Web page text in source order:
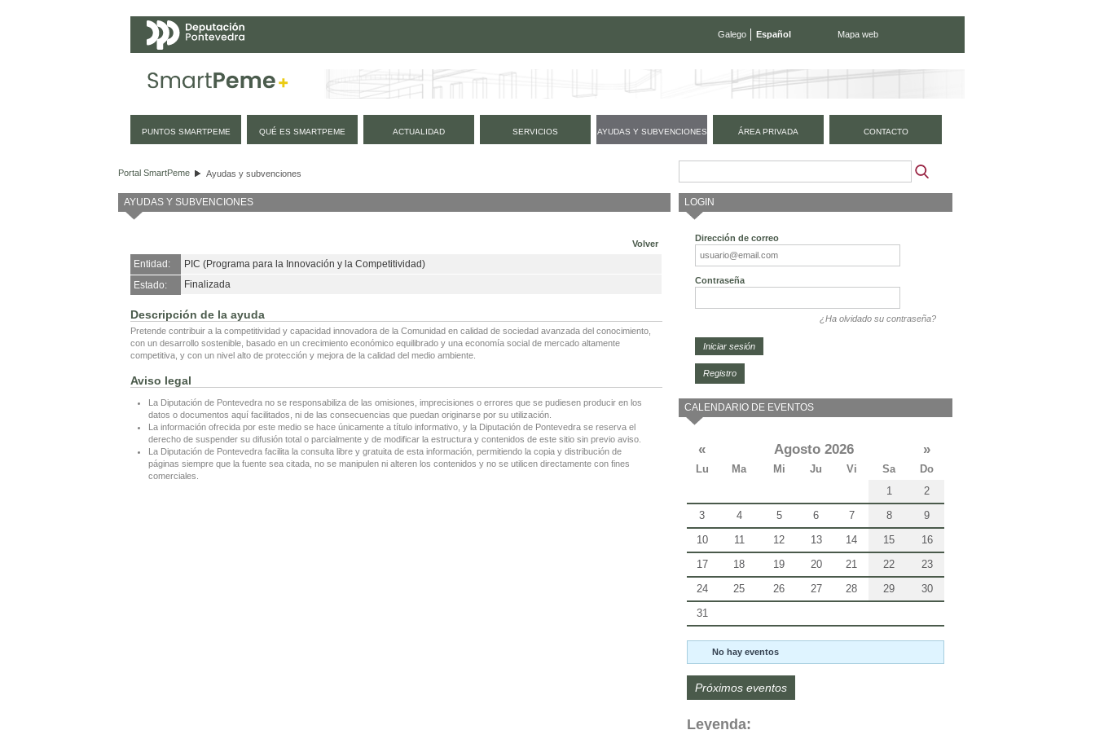
Galego Español Mapa web
PUNTOS SMARTPEME QUÉ ES SMARTPEME ACTUALIDAD SERVICIOS AYUDAS Y SUBVENCIONES ÁREA PRIVADA CONTACTO
Portal SmartPeme Ayudas y subvenciones
AYUDAS Y SUBVENCIONES
Volver
Entidad:
PIC (Programa para la Innovación y la Competitividad)
Estado:
Finalizada
Descripción de la ayuda
Pretende contribuir a la competitividad y capacidad innovadora de la Comunidad en calidad de sociedad avanzada del conocimiento,
con un desarrollo sostenible, basado en un crecimiento económico equilibrado y una economía social de mercado altamente
competitiva, y con un nivel alto de protección y mejora de la calidad del medio ambiente.
Aviso legal
La Diputación de Pontevedra no se responsabiliza de las omisiones, imprecisiones o errores que se pudiesen producir en los
datos o documentos aquí facilitados, ni de las consecuencias que puedan originarse por su utilización.
La información ofrecida por este medio se hace únicamente a título informativo, y la Diputación de Pontevedra se reserva el
derecho de suspender su difusión total o parcialmente y de modificar la estructura y contenidos de este sitio sin previo aviso.
La Diputación de Pontevedra facilita la consulta libre y gratuita de esta información, permitiendo la copia y distribución de
páginas siempre que la fuente sea citada, no se manipulen ni alteren los contenidos y no se utilicen directamente con fines
comerciales.
LOGIN
Dirección de correo
Contraseña
¿Ha olvidado su contraseña?
Registro
CALENDARIO DE EVENTOS
« Agosto 2026 »
Lu Ma Mi Ju Vi Sa
Do
1
2
3
4 5 6 7 8
9
10
11 12 13 14 15
16
17
18 19 20 21 22
23
24
25 26 27 28 29
30
31
No hay eventos
Próximos eventos
Leyenda: